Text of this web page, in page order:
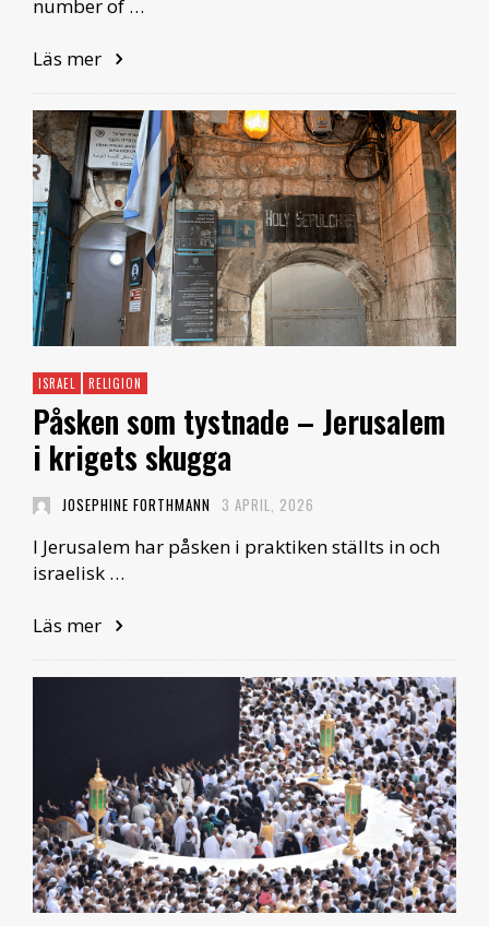
number of …
Läs mer
ISRAEL RELIGION
Påsken som tystnade – Jerusalem
i krigets skugga
JOSEPHINE FORTHMANN 3 APRIL, 2026
I Jerusalem har påsken i praktiken ställts in och
israelisk …
Läs mer